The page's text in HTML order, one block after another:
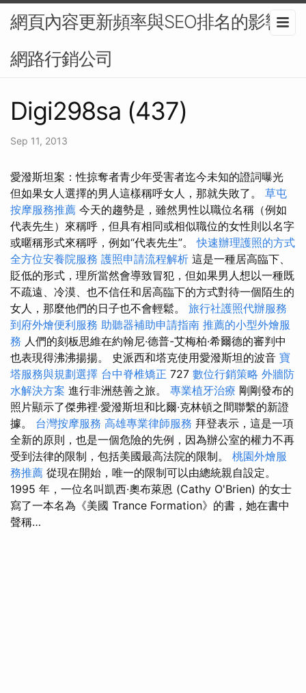
網頁內容更新頻率與SEO排名的影響-
網路行銷公司
Digi298sa (437)
Sep 11, 2013
愛潑斯坦案：性掠奪者青少年受害者迄今未知的證詞曝光
但如果女人選擇的男人這樣稱呼女人，那就失敗了。 草屯
按摩服務推薦 今天的趨勢是，雖然男性以職位名稱（例如
代表先生）來稱呼，但具有相同或相似職位的女性則以名字
或暱稱形式來稱呼，例如“代表先生”。快速辦理護照的方式
全方位安養院服務 護照申請流程解析 這是一種居高臨下、
貶低的形式，理所當然會導致冒犯，但如果男人想以一種既
不疏遠、冷漠、也不信任和居高臨下的方式對待一個陌生的
女人，那麼他們的日子也不會輕鬆。 旅行社護照代辦服務
到府外燴便利服務 助聽器補助申請指南 推薦的小型外燴服
務 人們的刻板思維在約翰尼·德普-艾梅柏·希爾德的審判中
也表現得沸沸揚揚。 史派西和塔克使用愛潑斯坦的波音 寶
塔服務與規劃選擇 台中脊椎矯正 727 數位行銷策略 外牆防
水解決方案 進行非洲慈善之旅。 專業植牙治療 剛剛發布的
照片​​顯示了傑弗裡·愛潑斯坦和比爾·克林頓之間聯繫的新證
據。 台灣按摩服務 高雄專業律師服務 拜登表示，這是一項
全新的原則，也是一個危險的先例，因為辦公室的權力不再
受到法律的限制，包括美國最高法院的限制。 桃園外燴服
務推薦 從現在開始，唯一的限制可以由總統親自設定。
1995 年，一位名叫凱西·奧布萊恩 (Cathy O'Brien) 的女士
寫了一本名為《美國 Trance Formation》的書，她在書中
聲稱…